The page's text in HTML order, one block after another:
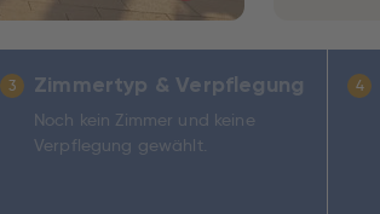
3 Zimmertyp & Verpflegung
Noch kein Zimmer und keine
Verpflegung gewählt.
4